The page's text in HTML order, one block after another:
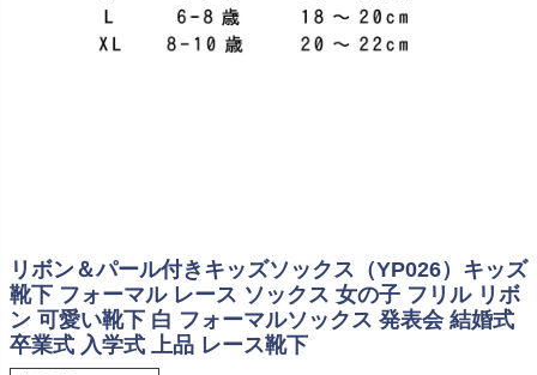
リボン＆パール付きキッズソックス（YP026）キッズ
靴下 フォーマル レース ソックス 女の子 フリル リボ
ン 可愛い靴下 白 フォーマルソックス 発表会 結婚式
卒業式 入学式 上品 レース靴下